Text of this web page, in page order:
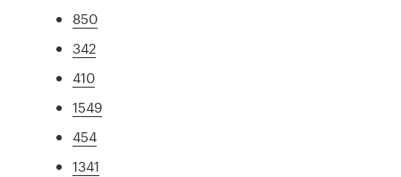
850
342
410
1549
454
1341